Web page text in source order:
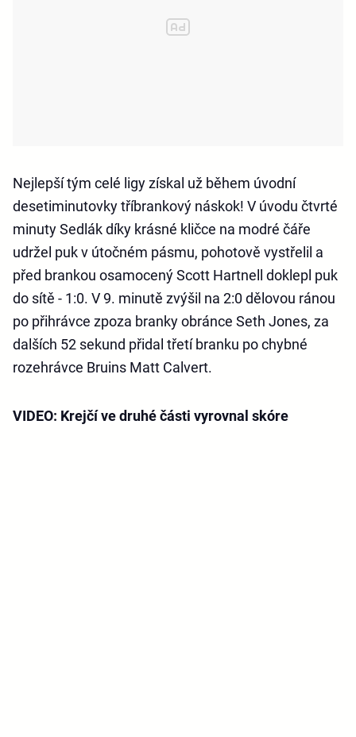
Nejlepší tým celé ligy získal už během úvodní
desetiminutovky tříbrankový náskok! V úvodu čtvrté
minuty Sedlák díky krásné kličce na modré čáře
udržel puk v útočném pásmu, pohotově vystřelil a
před brankou osamocený Scott Hartnell doklepl puk
do sítě - 1:0. V 9. minutě zvýšil na 2:0 dělovou ránou
po přihrávce zpoza branky obránce Seth Jones, za
dalších 52 sekund přidal třetí branku po chybné
rozehrávce Bruins Matt Calvert.
VIDEO: Krejčí ve druhé části vyrovnal skóre